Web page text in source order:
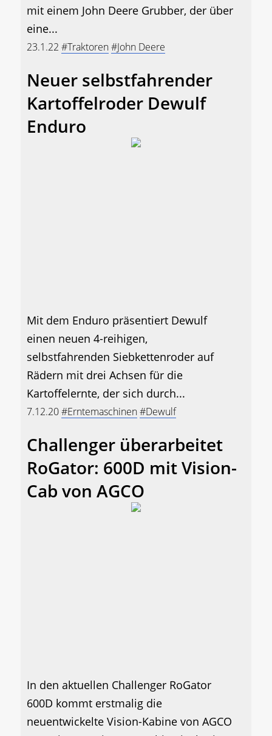
mit einem John Deere Grubber, der über
eine...
23.1.22 #Traktoren#John Deere
Neuer selbstfahrender
Kartoffelroder Dewulf
Enduro
Mit dem Enduro präsentiert Dewulf
einen neuen 4-reihigen,
selbstfahrenden Siebkettenroder auf
Rädern mit drei Achsen für die
Kartoffelernte, der sich durch...
7.12.20#Erntemaschinen#Dewulf
Challenger überarbeitet
RoGator: 600D mit Vision-
Cab von AGCO
In den aktuellen Challenger RoGator
600D kommt erstmalig die
neuentwickelte Vision-Kabine von AGCO